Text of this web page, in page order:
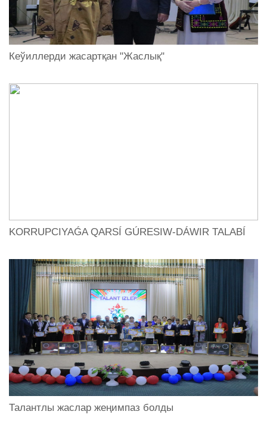
Кеўиллерди жасартқан "Жаслық"
KORRUPCIYAǴA QARSÍ GÚRESIW-DÁWIR TALABÍ
Талантлы жаслар жеңимпаз болды